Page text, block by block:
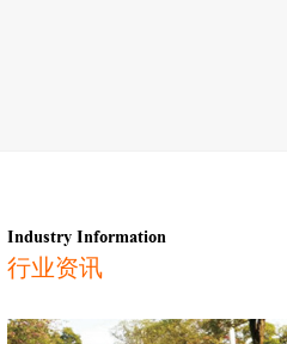
Industry Information
行业资讯